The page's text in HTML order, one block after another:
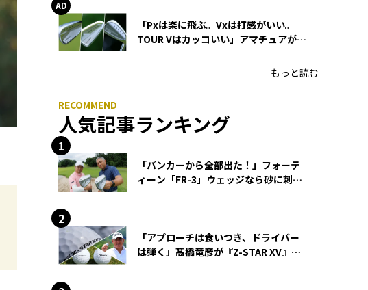
「Pxは楽に飛ぶ。Vxは打感がいい。
TOUR Vはカッコいい」アマチュアが選
もっと読む
人気記事ランキング
「バンカーから全部出た！」フォーテ
ィーン「FR-3」ウェッジなら砂に刺さ
「アプローチは食いつき、ドライバー
は弾く」髙橋竜彦が『Z-STAR XV』を